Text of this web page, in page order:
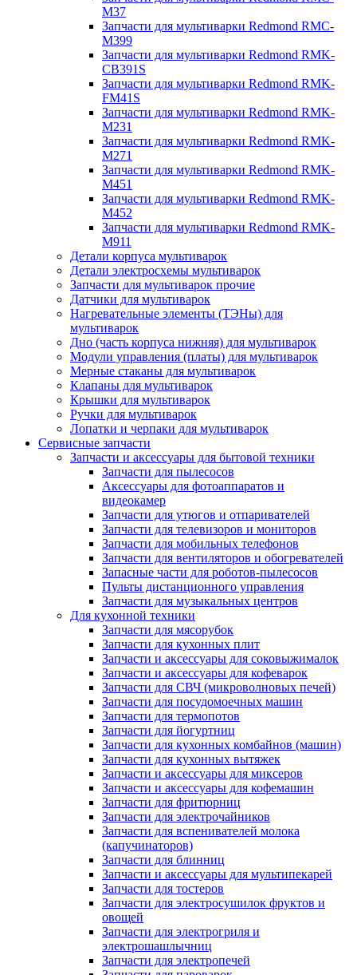
M37
Запчасти для мультиварки Redmond RMC-
M399
Запчасти для мультиварки Redmond RMK-
CB391S
Запчасти для мультиварки Redmond RMK-
FM41S
Запчасти для мультиварки Redmond RMK-
M231
Запчасти для мультиварки Redmond RMK-
M271
Запчасти для мультиварки Redmond RMK-
M451
Запчасти для мультиварки Redmond RMK-
M452
Запчасти для мультиварки Redmond RMK-
M911
Детали корпуса мультиварок
Детали электросхемы мультиварок
Запчасти для мультиварок прочие
Датчики для мультиварок
Нагревательные элементы (ТЭНы) для
мультиварок
Дно (часть корпуса нижняя) для мультиварок
Модули управления (платы) для мультиварок
Мерные стаканы для мультиварок
Клапаны для мультиварок
Крышки для мультиварок
Ручки для мультиварок
Лопатки и черпаки для мультиварок
Сервисные запчасти
Запчасти и аксессуары для бытовой техники
Запчасти для пылесосов
Аксессуары для фотоаппаратов и
видеокамер
Запчасти для утюгов и отпаривателей
Запчасти для телевизоров и мониторов
Запчасти для мобильных телефонов
Запчасти для вентиляторов и обогревателей
Запасные части для роботов-пылесосов
Пульты дистанционного управления
Запчасти для музыкальных центров
Для кухонной техники
Запчасти для мясорубок
Запчасти для кухонных плит
Запчасти и аксессуары для соковыжималок
Запчасти и аксессуары для кофеварок
Запчасти для СВЧ (микроволновых печей)
Запчасти для посудомоечных машин
Запчасти для термопотов
Запчасти для йогуртниц
Запчасти для кухонных комбайнов (машин)
Запчасти для кухонных вытяжек
Запчасти и аксессуары для миксеров
Запчасти и аксессуары для кофемашин
Запчасти для фритюрниц
Запчасти для электрочайников
Запчасти для вспенивателей молока
(капучинаторов)
Запчасти для блинниц
Запчасти и аксессуары для мультипекарей
Запчасти для тостеров
Запчасти для электросушилок фруктов и
овощей
Запчасти для электрогриля и
электрошашлычниц
Запчасти для электропечей